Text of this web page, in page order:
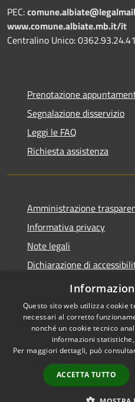
PEC:
www.comune.albiate.mb.it/it
Centralino Unico: 0362.93.24.41
Prenotazione
Segnalazione disservizio
Leggi le FAQ
Richiesta assistenza
Amministrazione
Informativa privacy
Note legali
Dichiarazione di
Obbietivi di accessibilità
Accessibilità
Questo sito web utilizza cookie
necessari al corretto
nonché un cookie tecnico
informazioni
Per maggiori dettagli, può
ACCETTA TUTTO